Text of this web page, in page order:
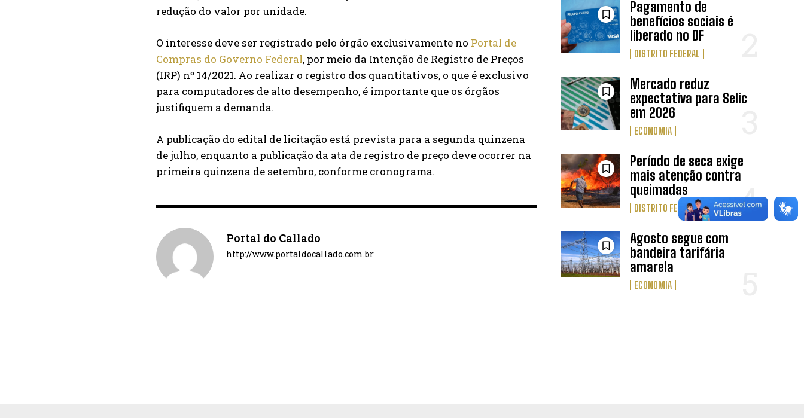
redução do valor por unidade.
O interesse deve ser registrado pelo órgão exclusivamente no Portal de
Compras do Governo Federal, por meio da Intenção de Registro de Preços
(IRP) nº 14/2021. Ao realizar o registro dos quantitativos, o que é exclusivo
para computadores de alto desempenho, é importante que os órgãos
justifiquem a demanda.
A publicação do edital de licitação está prevista para a segunda quinzena
de julho, enquanto a publicação da ata de registro de preço deve ocorrer na
primeira quinzena de setembro, conforme cronograma.
Portal do Callado
http://www.portaldocallado.com.br
Pagamento de
benefícios sociais é
liberado no DF
DISTRITO FEDERAL
Mercado reduz
expectativa para Selic
em 2026
ECONOMIA
Período de seca exige
mais atenção contra
queimadas
DISTRITO FEDERAL
Agosto segue com
bandeira tarifária
amarela
ECONOMIA